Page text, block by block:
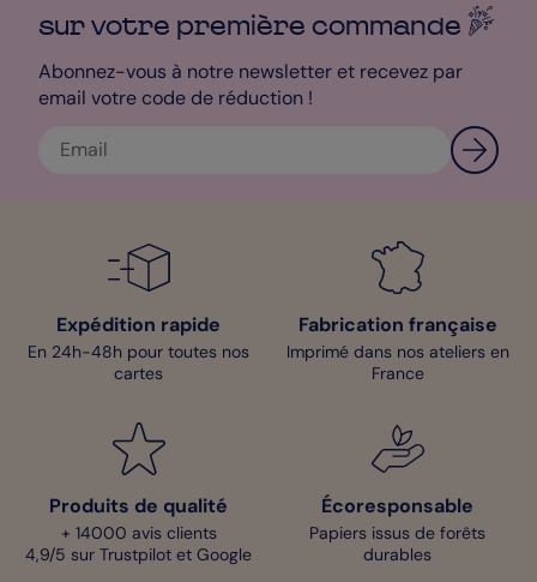
sur votre première commande
Abonnez-vous à notre newsletter et recevez par
email votre code de réduction !
Expédition rapide
En 24h-48h pour toutes nos
cartes
Fabrication française
Imprimé dans nos ateliers en
France
Produits de qualité
+ 14000 avis clients
4,9/5 sur Trustpilot et Google
Écoresponsable
Papiers issus de forêts
durables